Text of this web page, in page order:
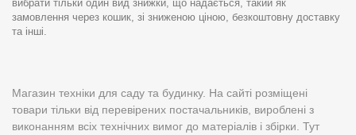
вибрати тільки один вид знижки, що надається, такий як
замовлення через кошик, зі зниженою ціною, безкоштовну доставку
та інші.
Магазин техніки для саду та будинку. На сайті розміщені
товари тільки від перевірених постачальників, вироблені з
виконанням всіх технічних вимог до матеріалів і збірки. Тут